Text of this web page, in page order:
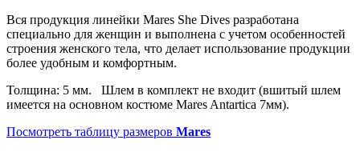
Вся продукция линейки Mares She Dives разработана
специально для женщин и выполнена с учетом особенностей
строения женского тела, что делает использование продукции
более удобным и комфортным.
Толщина: 5 мм. Шлем в комплект не входит (вшитый шлем
имеется на основном костюме Mares Antartica 7мм).
Посмотреть таблицу размеров Mares